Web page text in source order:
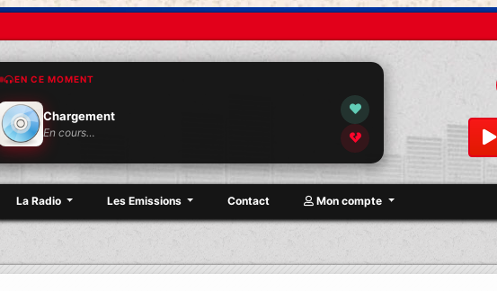
EN CE MOMENT
Chargement
En cours…
La Radio Les Emissions Contact Mon compte